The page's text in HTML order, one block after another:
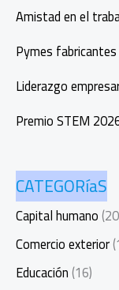
Amistad en el
Pymes
Liderazgo
Premio STEM
CATEGORíaS
Capital humano
Comercio exterior
Educación(16)